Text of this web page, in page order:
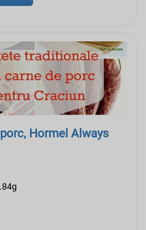
Hormel Always